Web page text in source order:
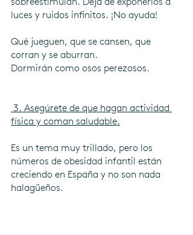
luces y ruidos infinitos. ¡No ayuda!
Qué jueguen, que se cansen, que
corran y se aburran.
Dormirán como osos perezosos.
física y coman saludable.
Es un tema muy trillado, pero los
números de obesidad infantil están
creciendo en España y no son nada
halagüeños.